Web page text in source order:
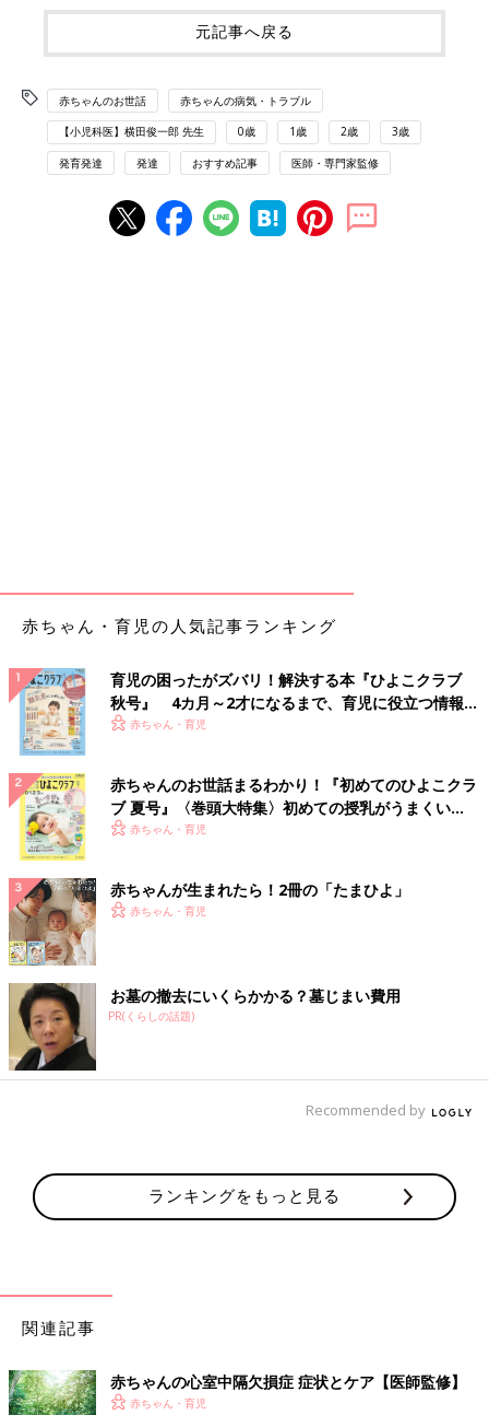
元記事へ戻る
赤ちゃんのお世話 赤ちゃんの病気・トラブル
【小児科医】横田俊一郎 先生 0歳 1歳 2歳 3歳
発育発達 発達 おすすめ記事 医師・専門家監修
赤ちゃん・育児の人気記事ランキング
育児の困ったがズバリ！解決する本『ひよこクラブ
秋号』 4カ月～2才になるまで、育児に役立つ情報が
いっぱい！
赤ちゃん・育児
赤ちゃんのお世話まるわかり！『初めてのひよこクラ
ブ 夏号』〈巻頭大特集〉初めての授乳がうまくい
く！ おっぱい・ミルクの基本と夏のトラブル 解決テ
赤ちゃん・育児
赤ちゃんが生まれたら！2冊の「たまひよ」
赤ちゃん・育児
お墓の撤去にいくらかかる？墓じまい費用
PR(くらしの話題)
Recommended by
ランキングをもっと見る
関連記事
赤ちゃんの心室中隔欠損症 症状とケア【医師監修】
赤ちゃん・育児